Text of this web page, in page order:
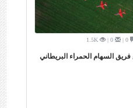
0 |
1.5K
السهام الحمراء البريطاني